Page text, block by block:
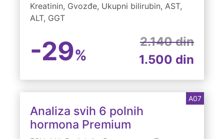
Kreatinin, Gvozđe, Ukupni bilirubin, AST,
ALT, GGT
-29%
2.140 din
1.500 din
A07
Analiza svih 6 polnih
hormona Premium